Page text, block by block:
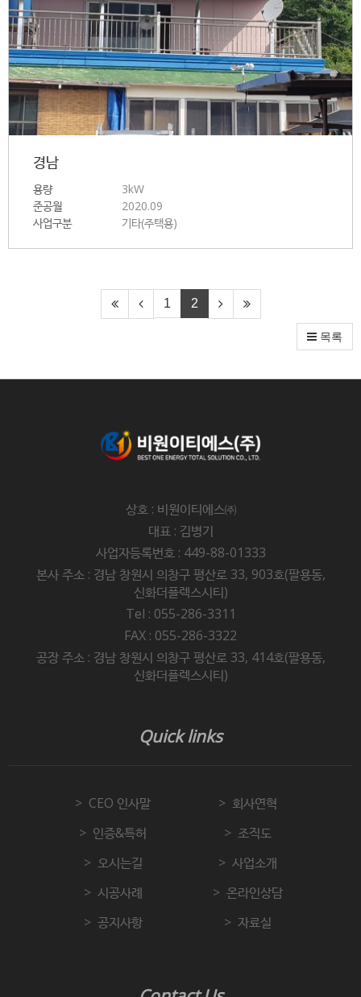
경남
용량
3kW
준공월
2020.09
사업구분
기타(주택용)
1 2
목록
상호 : 비원이티에스㈜
대표 : 김병기
사업자등록번호 : 449-88-01333
본사 주소 : 경남 창원시 의창구 평산로 33, 903호(팔용동,
신화더플렉스시티)
Tel : 055-286-3311
FAX : 055-286-3322
공장 주소 : 경남 창원시 의창구 평산로 33, 414호(팔용동,
신화더플렉스시티)
Quick links
CEO 인사말
회사연혁
인증&특허
조직도
오시는길
사업소개
시공사례
온라인상담
공지사항
자료실